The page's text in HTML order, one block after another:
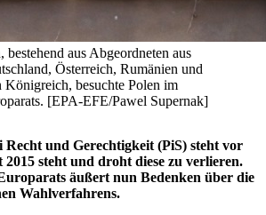
bestehend aus Abgeordneten aus
Österreich, Rumänien und
Königreich, besuchte Polen im
[EPA-EFE/Pawel Supernak]
Recht und Gerechtigkeit (PiS) steht vor
2015 steht und droht diese zu verlieren.
äußert nun Bedenken über die
Wahlverfahrens.